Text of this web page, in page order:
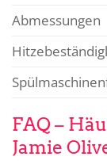
Abmessungen
FAQ –
Jamie